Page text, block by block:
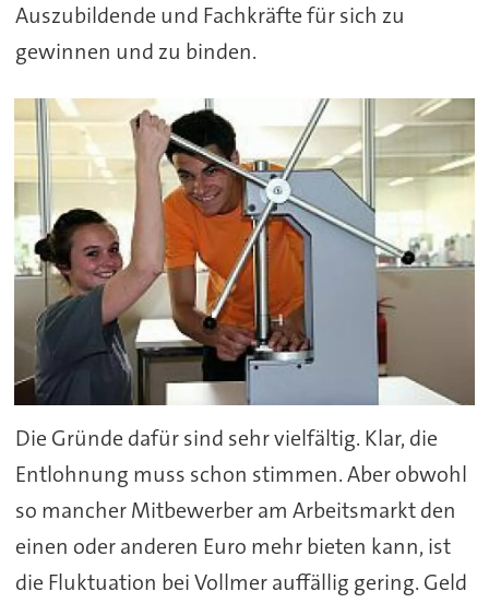
Auszubildende und Fachkräfte für sich zu
gewinnen und zu binden.
Die Gründe dafür sind sehr vielfältig. Klar, die
Entlohnung muss schon stimmen. Aber obwohl
so mancher Mitbewerber am Arbeitsmarkt den
einen oder anderen Euro mehr bieten kann, ist
die Fluktuation bei Vollmer auffällig gering. Geld